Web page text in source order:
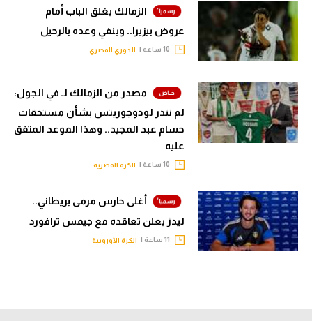
الزمالك يغلق الباب أمام
عروض بيزيرا.. وينفي وعده بالرحيل
الدوري المصري
مصدر من الزمالك لـ في الجول:
لم ننذر لودوجوريتس بشأن مستحقات
حسام عبد المجيد.. وهذا الموعد المتفق
عليه
الكرة المصرية
أغلى حارس مرمى بريطاني..
ليدز يعلن تعاقده مع جيمس ترافورد
الكرة الأوروبية